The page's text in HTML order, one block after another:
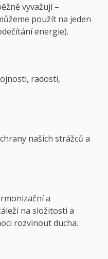
vyvažují –
použít na jeden
energie).
radosti,
našich strážců a
a
na složitosti a
rozvinout ducha.